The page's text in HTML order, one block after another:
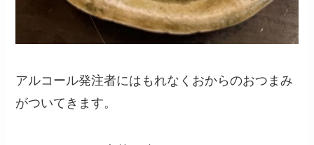
アルコール発注者にはもれなくおからのおつまみ
がついてきます。